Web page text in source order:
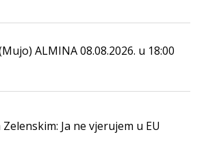
ALMINA 08.08.2026. u 18:00
Zelenskim: Ja ne vjerujem u EU